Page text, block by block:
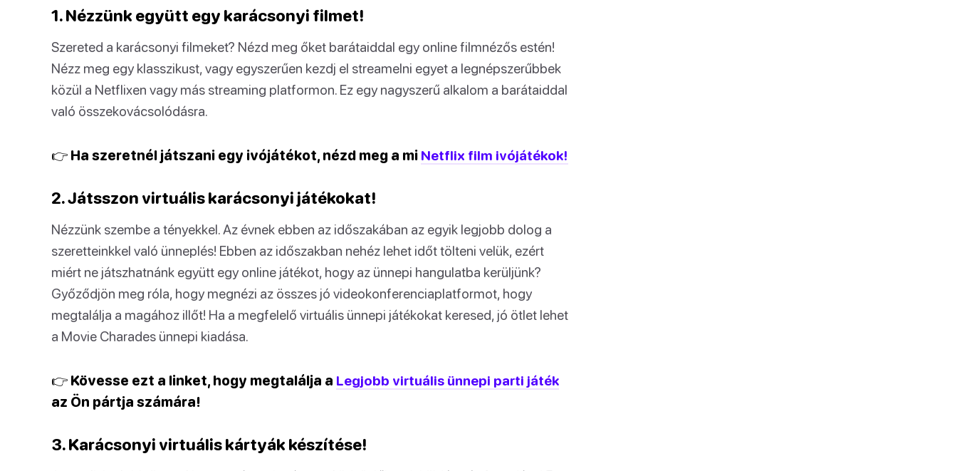
1. Nézzünk együtt egy karácsonyi filmet!
Szereted a karácsonyi filmeket? Nézd meg őket barátaiddal egy online filmnézős estén!
Nézz meg egy klasszikust, vagy egyszerűen kezdj el streamelni egyet a legnépszerűbbek
közül a Netflixen vagy más streaming platformon. Ez egy nagyszerű alkalom a barátaiddal
való összekovácsolódásra.
👉 Ha szeretnél játszani egy ivójátékot, nézd meg a mi Netflix film ivójátékok!
2. Játsszon virtuális karácsonyi játékokat!
Nézzünk szembe a tényekkel. Az évnek ebben az időszakában az egyik legjobb dolog a
szeretteinkkel való ünneplés! Ebben az időszakban nehéz lehet időt tölteni velük, ezért
miért ne játszhatnánk együtt egy online játékot, hogy az ünnepi hangulatba kerüljünk?
Győződjön meg róla, hogy megnézi az összes jó videokonferenciaplatformot, hogy
megtalálja a magához illőt! Ha a megfelelő virtuális ünnepi játékokat keresed, jó ötlet lehet
a Movie Charades ünnepi kiadása.
👉 Kövesse ezt a linket, hogy megtalálja a Legjobb virtuális ünnepi parti játék
az Ön pártja számára!
3. Karácsonyi virtuális kártyák készítése!